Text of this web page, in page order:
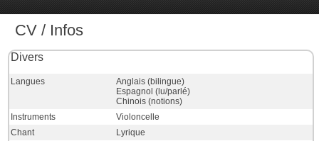
CV / Infos
Divers
Langues
Anglais (bilingue)
Espagnol (lu/parlé)
Chinois (notions)
Instruments
Violoncelle
Chant
Lyrique